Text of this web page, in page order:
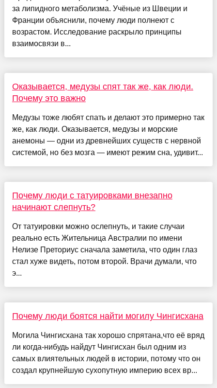
за липидного метаболизма. Учёные из Швеции и
Франции объяснили, почему люди полнеют с
возрастом. Исследование раскрыло принципы
взаимосвязи в...
Оказывается, медузы спят так же, как люди.
Почему это важно
Медузы тоже любят спать и делают это примерно так
же, как люди. Оказывается, медузы и морские
анемоны — одни из древнейших существ с нервной
системой, но без мозга — имеют режим сна, удивит...
Почему люди с татуировками внезапно
начинают слепнуть?
От татуировки можно ослепнуть, и такие случаи
реально есть Жительница Австралии по имени
Нелизе Преториус сначала заметила, что один глаз
стал хуже видеть, потом второй. Врачи думали, что
э...
Почему люди боятся найти могилу Чингисхана
Могила Чингисхана так хорошо спрятана,что её вряд
ли когда-нибудь найдут Чингисхан был одним из
самых влиятельных людей в истории, потому что он
создал крупнейшую сухопутную империю всех вр...